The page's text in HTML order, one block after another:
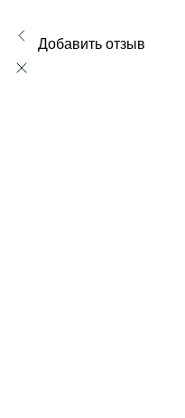
Добавить отзыв